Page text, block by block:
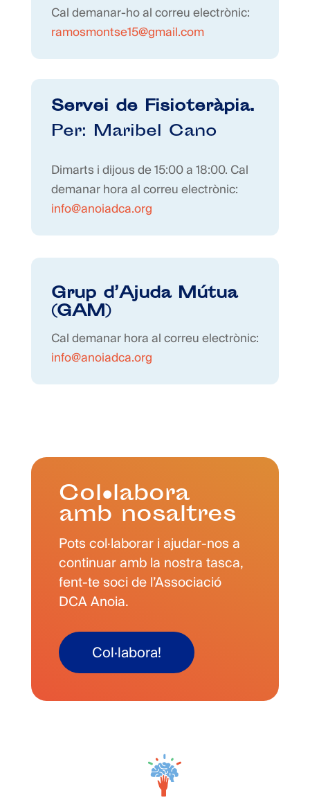
Cal demanar-ho al correu electrònic:
ramosmontse15@gmail.com
Servei de Fisioteràpia.
Per: Maribel Cano
Dimarts i dijous de 15:00 a 18:00. Cal
demanar hora al correu electrònic:
info@anoiadca.org
Grup d’Ajuda Mútua
(GAM)
Cal demanar hora al correu electrònic:
info@anoiadca.org
Col·labora
amb nosaltres
Pots col·laborar i ajudar-nos a
continuar amb la nostra tasca,
fent-te soci de l’Associació
DCA Anoia.
Col·labora!